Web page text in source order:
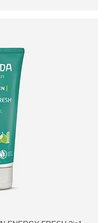
novērtēja 0 klienti